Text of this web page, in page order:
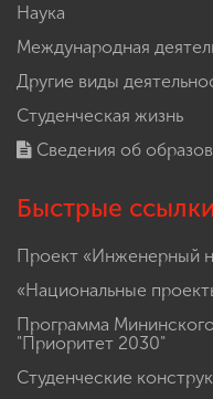
Наука
Международная
Другие виды
Студенческая жизнь
Сведения об
Быстрые ссылки
Проект «Инженерный
«Национальные
Программа
"Приоритет 2030"
Студенческие